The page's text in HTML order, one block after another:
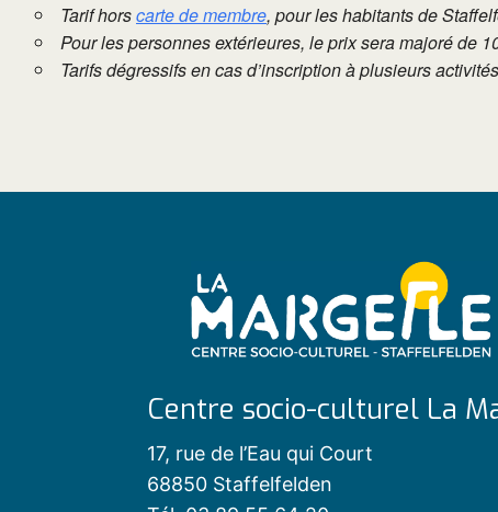
Tarif horscarte de membre, pour les habitants de
Pour les personnes extérieures, le prix sera majoré de
Tarifs dégressifs en cas d’inscription à plusieurs
Centre socio-culturel La
17, rue de l’Eau qui Court
68850 Staffelfelden